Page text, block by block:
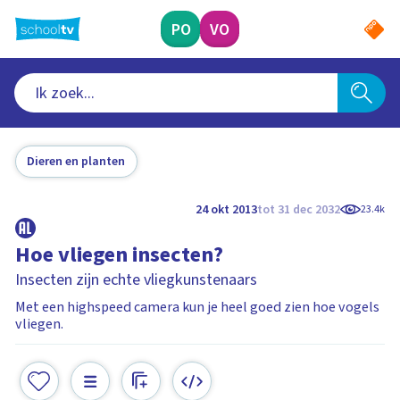
naar
hoofdinhoud
PO VO
Dieren en planten
24 okt 2013tot 31 dec 2032 23.4k
Hoe vliegen insecten?
Insecten zijn echte vliegkunstenaars
Met een highspeed camera kun je heel goed zien hoe vogels
vliegen.